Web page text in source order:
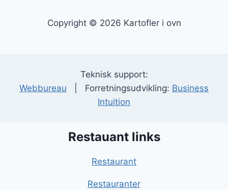
Copyright © 2026 Kartofler i ovn
Teknisk support:
Webbureau | Forretningsudvikling: Business
Intuition
Restauant links
Restaurant
Restauranter